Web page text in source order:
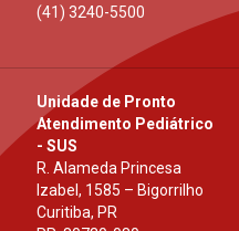
(41) 3240-5500
Unidade de Pronto
Atendimento Pediátrico
- SUS
R. Alameda Princesa
Izabel, 1585 – Bigorrilho
Curitiba, PR